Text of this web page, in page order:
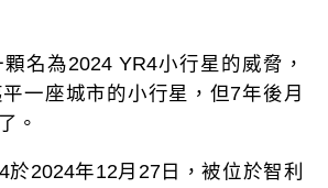
名為2024 YR4小行星的威脅，
一座城市的小行星，但7年後月
。
於2024年12月 27日，被位於智利